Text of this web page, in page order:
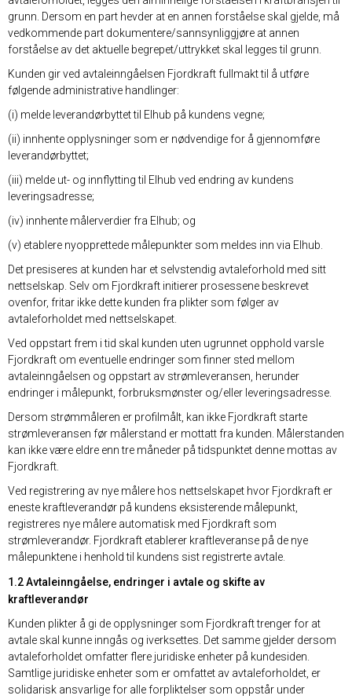
grunn. Dersom en part hevder at en annen forståelse skal gjelde, må
vedkommende part dokumentere/sannsynliggjøre at annen
forståelse av det aktuelle begrepet/uttrykket skal legges til grunn.
Kunden gir ved avtaleinngåelsen Fjordkraft fullmakt til å utføre
følgende administrative handlinger:
(i) melde leverandørbyttet til Elhub på kundens vegne;
(ii) innhente opplysninger som er nødvendige for å gjennomføre
leverandørbyttet;
(iii) melde ut- og innflytting til Elhub ved endring av kundens
leveringsadresse;
(iv) innhente målerverdier fra Elhub; og
(v) etablere nyopprettede målepunkter som meldes inn via Elhub.
Det presiseres at kunden har et selvstendig avtaleforhold med sitt
nettselskap. Selv om Fjordkraft initierer prosessene beskrevet
ovenfor, fritar ikke dette kunden fra plikter som følger av
avtaleforholdet med nettselskapet.
Ved oppstart frem i tid skal kunden uten ugrunnet opphold varsle
Fjordkraft om eventuelle endringer som finner sted mellom
avtaleinngåelsen og oppstart av strømleveransen, herunder
endringer i målepunkt, forbruksmønster og/eller leveringsadresse.
Dersom strømmåleren er profilmålt, kan ikke Fjordkraft starte
strømleveransen før målerstand er mottatt fra kunden. Målerstanden
kan ikke være eldre enn tre måneder på tidspunktet denne mottas av
Fjordkraft.
Ved registrering av nye målere hos nettselskapet hvor Fjordkraft er
eneste kraftleverandør på kundens eksisterende målepunkt,
registreres nye målere automatisk med Fjordkraft som
strømleverandør. Fjordkraft etablerer kraftleveranse på de nye
målepunktene i henhold til kundens sist registrerte avtale.
1.2 Avtaleinngåelse, endringer i avtale og skifte av
kraftleverandør
Kunden plikter å gi de opplysninger som Fjordkraft trenger for at
avtale skal kunne inngås og iverksettes. Det samme gjelder dersom
avtaleforholdet omfatter flere juridiske enheter på kundesiden.
Samtlige juridiske enheter som er omfattet av avtaleforholdet, er
solidarisk ansvarlige for alle forpliktelser som oppstår under